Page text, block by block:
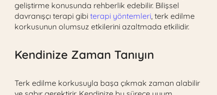
geliştirme konusunda rehberlik edebilir. Bilişsel
davranışçı terapi gibi terapi yöntemleri, terk edilme
korkusunun olumsuz etkilerini azaltmada etkilidir.
Kendinize Zaman Tanıyın
Terk edilme korkusuyla başa çıkmak zaman alabilir